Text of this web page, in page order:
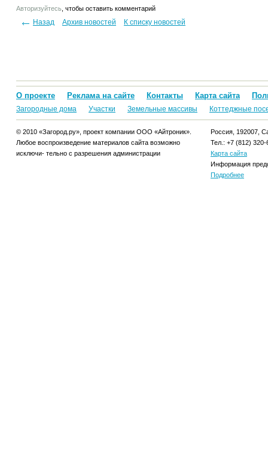
Авторизуйтесь , чтобы оставить комментарий
Назад Архив новостей К списку новостей
О проекте Реклама на сайте Контакты Карта сайта
Загородные дома Участки Земельные массивы Коттеджные
© 2010 «Загород.ру», проект компании ООО «Айтроник».
Любое воспроизведение материалов сайта возможно
исключи- тельно с разрешения администрации
Россия, 192007,
Тел.: +7 (812) 320-
Карта сайта
Информация
Подробнее